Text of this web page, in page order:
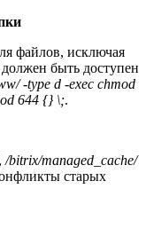
файлов, исключая
быть доступен
-type d -exec chmod
644 {} \;.
/bitrix/managed_cache/
старых